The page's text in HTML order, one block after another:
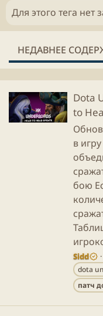
Для этого тега нет
НЕДАВНЕЕ
Dota
to
в
бою
Sidd
dota
патч